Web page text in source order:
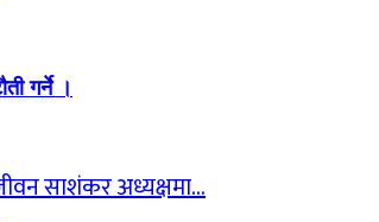
गर्ने ।
साशंकर अध्यक्षमा…